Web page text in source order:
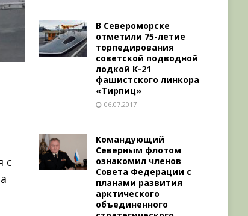
с
В Североморске
отметили 75-летие
торпедирования
советской подводной
лодкой К-21
фашистского линкора
«Тирпиц»
06.07.2017
Командующий
Северным флотом
ознакомил членов
Совета Федерации с
планами развития
арктического
объединенного